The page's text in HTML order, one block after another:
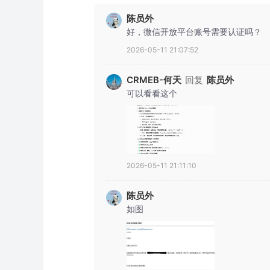
陈员外
好，微信开放平台账号需要认证吗？
2026-05-11 21:07:52
CRMEB-何天 回复 陈员外
可以看看这个
2026-05-11 21:11:10
陈员外
如图